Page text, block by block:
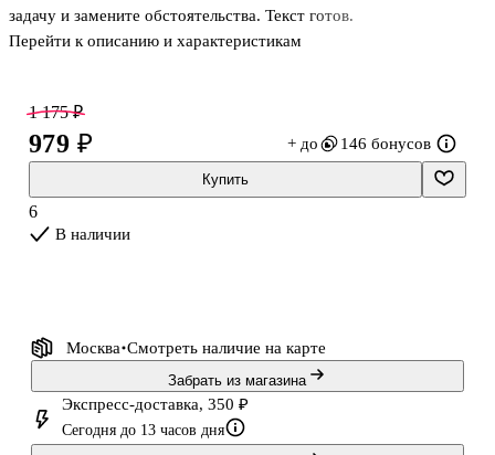
задачу и замените обстоятельства. Текст готов.
Все шаблоны составил Максим Ильяхов — кандидат
«Мегаплана» и «Тинькофф-журнала»; автор проектов «Говорит
государство» и «Справочник Главреда». Максим — автор самой
популярной в Рунете рассылки о тексте и редактуре.
Бонус — 10 видеоуроков о составлении самых популярных
текстов. Ссылки на видео и дополнительные мат
Перейти к описанию и характеристикам
1 175 ₽
979 ₽ + до 146 бонусов
Купить
6
В наличии
Москва Смотреть наличие на карте
Забрать из магазина
Экспресс-доставка, 350 ₽
Сегодня до 13 часов дня